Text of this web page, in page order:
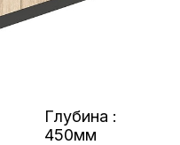
Глубина :
450мм